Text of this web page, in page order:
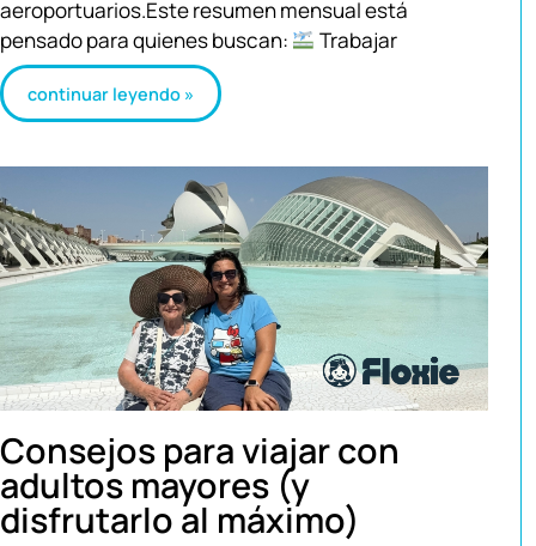
aeroportuarios.Este resumen mensual está
pensado para quienes buscan:
Trabajar
continuar leyendo »
Consejos para viajar con
adultos mayores (y
disfrutarlo al máximo)